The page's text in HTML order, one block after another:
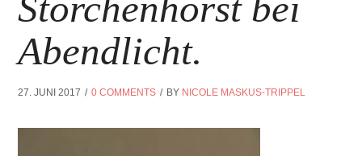
Storchenhorst bei
Abendlicht.
27. JUNI 2017 0 COMMENTS BY NICOLE MASKUS-TRIPPEL